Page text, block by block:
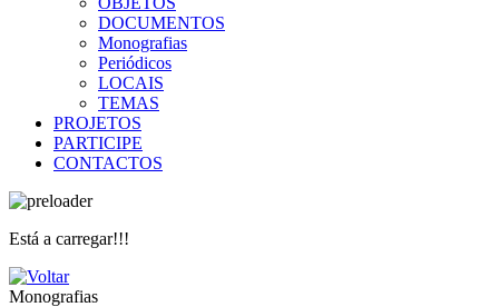
DOCUMENTOS
Monografias
Periódicos
LOCAIS
TEMAS
PROJETOS
PARTICIPE
CONTACTOS
Está a carregar!!!
Monografias